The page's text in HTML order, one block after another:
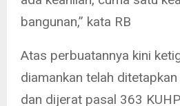
bangunan,” kata RB
Atas perbuatannya kini
diamankan telah
dan dijerat pasal 363